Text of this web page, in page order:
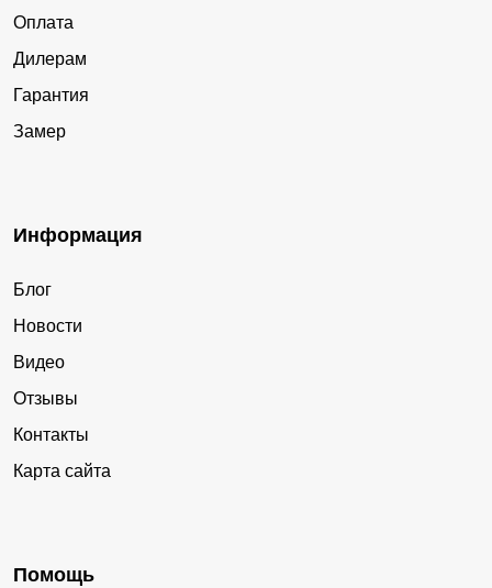
Оплата
Дилерам
Гарантия
Замер
Информация
Блог
Новости
Видео
Отзывы
Контакты
Карта сайта
Помощь